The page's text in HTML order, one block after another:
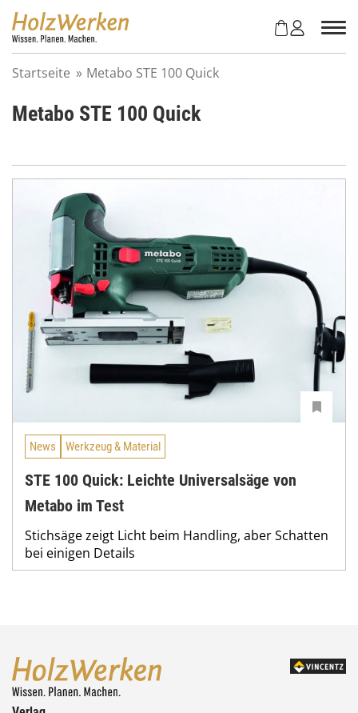
Startseite » Metabo STE 100 Quick
Metabo STE 100 Quick
News Werkzeug & Material
STE 100 Quick: Leichte Universalsäge von
Metabo im Test
Stichsäge zeigt Licht beim Handling, aber Schatten
bei einigen Details